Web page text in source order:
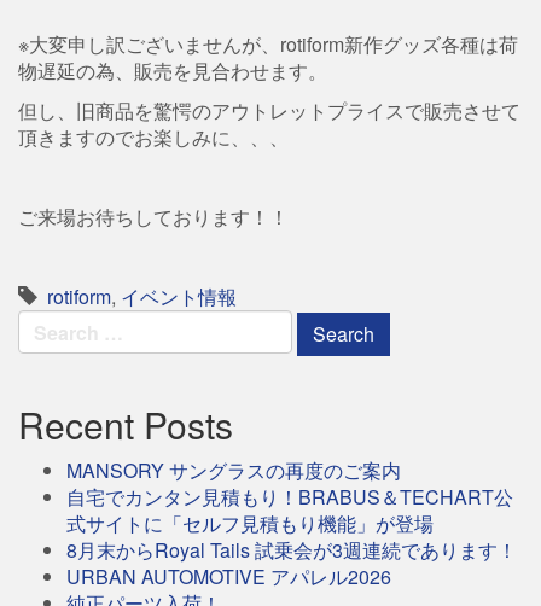
※大変申し訳ございませんが、rotiform新作グッズ各種は荷
物遅延の為、販売を見合わせます。
但し、旧商品を驚愕のアウトレットプライスで販売させて
頂きますのでお楽しみに、、、
ご来場お待ちしております！！
rotiform, イベント情報
Search
for:
Recent Posts
MANSORY サングラスの再度のご案内
自宅でカンタン見積もり！BRABUS＆TECHART公
式サイトに「セルフ見積もり機能」が登場
8月末からRoyal Tails 試乗会が3週連続であります！
URBAN AUTOMOTIVE アパレル2026